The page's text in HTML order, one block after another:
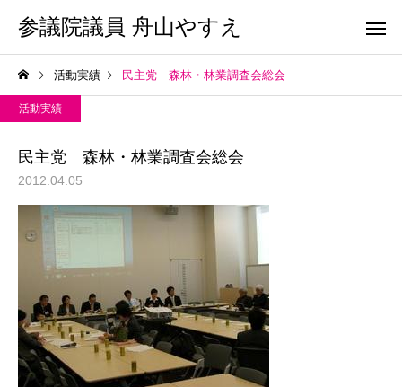
参議院議員 舟山やすえ
活動実績 民主党 森林・林業調査会総会
活動実績
民主党 森林・林業調査会総会
2012.04.05